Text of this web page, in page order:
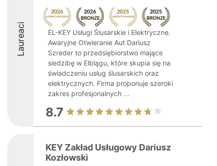
Laureaci
EL-KEY Usługi Ślusarskie i Elektryczne.
Awaryjne Otwieranie Aut Dariusz
Szreder to przedsiębiorstwo mające
siedzibę w Elblągu, które skupia się na
świadczeniu usług ślusarskich oraz
elektrycznych. Firma proponuje szeroki
zakres profesjonalnych ...
8.7
KEY Zakład Usługowy Dariusz
Kozłowski